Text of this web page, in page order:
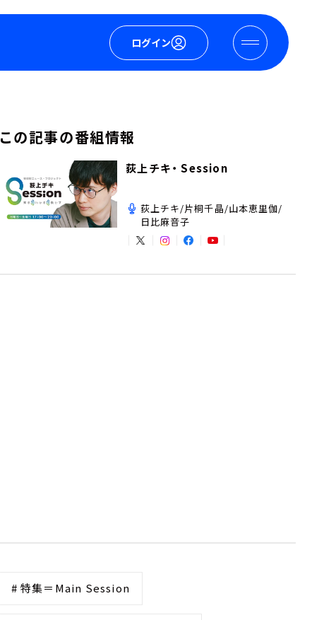
ログイン
この記事の番組情報
荻上チキ・ Session
荻上チキ/片桐千晶/山本恵里伽/
日比麻音子
# 特集＝Main Session